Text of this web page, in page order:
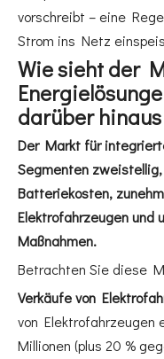
vorschreibt – eine
Strom ins Netz
Wie sieht der
darüber
Der Markt für
Segmenten
Batteriekosten,
Elektrofahrzeugen
Maßnahmen.
Betrachten Sie diese
Verkäufe von
von Elektrofahrzeugen
Millionen (plus 20 %